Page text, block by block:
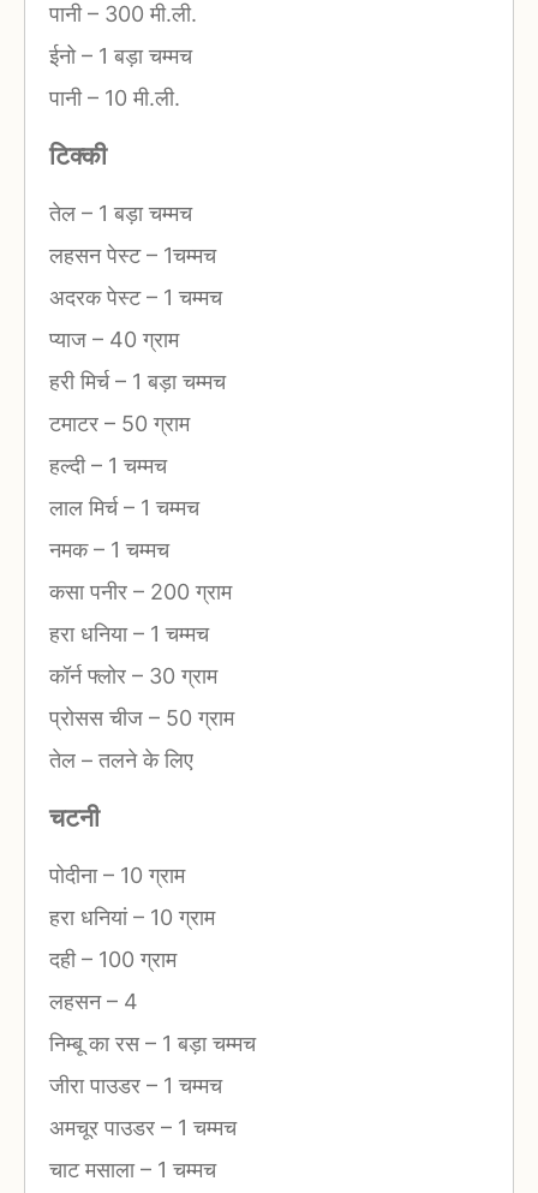
पानी– 300 मी.ली.
ईनो– 1 बड़ा चम्मच
पानी– 10 मी.ली.
टिक्की
तेल – 1 बड़ा चम्मच
लहसन पेस्ट– 1चम्मच
अदरक पेस्ट– 1 चम्मच
प्याज – 40 ग्राम
हरी मिर्च– 1 बड़ा चम्मच
टमाटर – 50 ग्राम
हल्दी– 1 चम्मच
लाल मिर्च– 1 चम्मच
नमक– 1 चम्मच
कसा पनीर – 200 ग्राम
हरा धनिया– 1 चम्मच
कॉर्न फ्लोर – 30 ग्राम
प्रोसस चीज – 50 ग्राम
तेल –तलने के लिए
चटनी
पोदीना– 10 ग्राम
हरा धनियां– 10 ग्राम
दही– 100 ग्राम
लहसन– 4
निम्बू का रस– 1 बड़ा चम्मच
जीरा पाउडर – 1 चम्मच
अमचूर पाउडर – 1 चम्मच
चाट मसाला– 1 चम्मच